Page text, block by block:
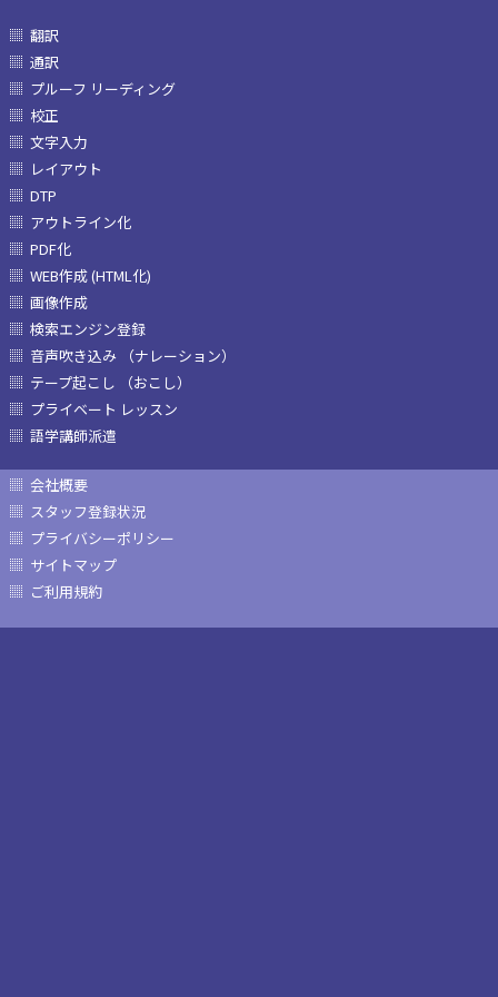
翻訳
通訳
プルーフ リーディング
校正
文字入力
レイアウト
DTP
アウトライン化
PDF化
WEB作成 (HTML化)
画像作成
検索エンジン登録
音声吹き込み （ナレーション）
テープ起こし （おこし）
プライベート レッスン
語学講師派遣
会社概要
スタッフ登録状況
プライバシーポリシー
サイトマップ
ご利用規約